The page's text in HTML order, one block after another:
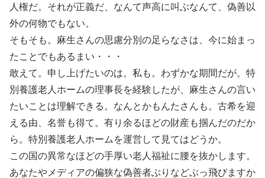
人権だ。それが正義だ、なんて声高に叫ぶなんて、偽善以
外の何物でもない。
そもそも。麻生さんの思慮分別の足らなさは、今に始まっ
たことでもあるまい・・・
敢えて。申し上げたいのは。私も。わずかな期間だが。特
別養護老人ホームの理事長を経験したが、麻生さんの言い
たいことは理解できる。なんとかもんたさんも。古希を迎
える由、名誉も得て。有り余るほどの財産も掴んだのだか
ら。特別養護老人ホームを運営して見てはどうか。
この国の異常なほどの手厚い老人福祉に腰を抜かします。
あなたやメディアの偏狭な偽善者ぶりなどぶっ飛びますか